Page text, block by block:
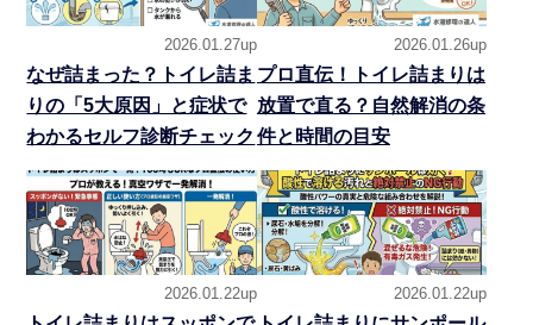
2026.01.27up
なぜ詰まった？トイレ詰ま
りの「5大原因」と症状で
わかるセルフ診断チェック
2026.01.26up
プロ直伝！トイレ詰まりは
放置で直る？自然解消の条
件と時間の目安
2026.01.22up 2026.01.22up